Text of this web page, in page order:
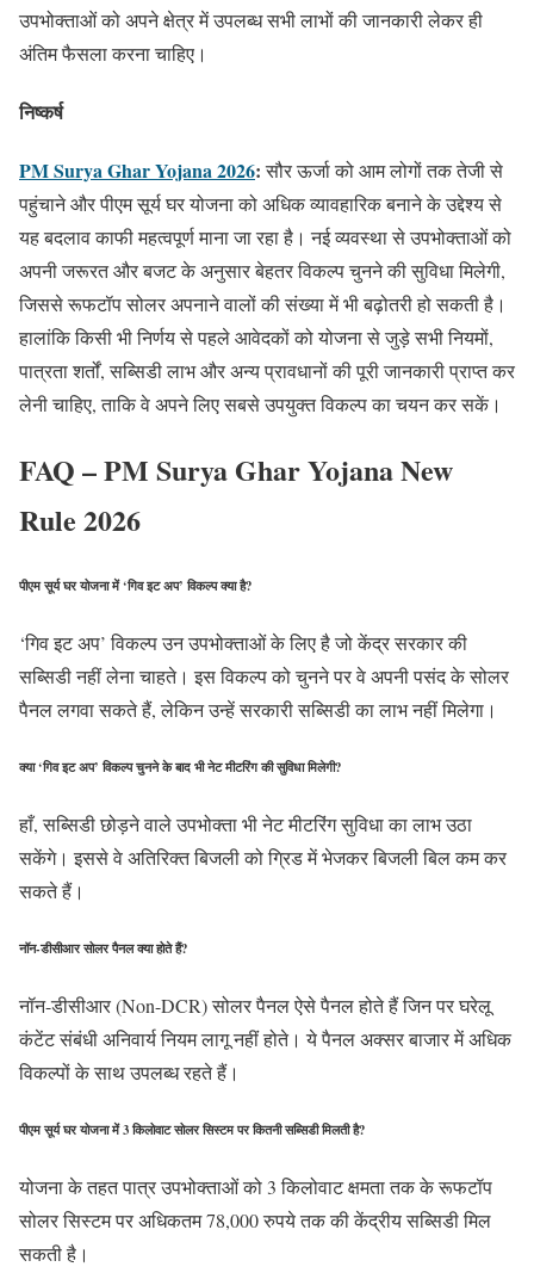
उपभोक्ताओं को अपने क्षेत्र में उपलब्ध सभी लाभों की जानकारी लेकर ही
अंतिम फैसला करना चाहिए।
निष्कर्ष
PM Surya Ghar Yojana 2026:सौर ऊर्जा को आम लोगों तक तेजी से
पहुंचाने और पीएम सूर्य घर योजना को अधिक व्यावहारिक बनाने के उद्देश्य से
यह बदलाव काफी महत्वपूर्ण माना जा रहा है। नई व्यवस्था से उपभोक्ताओं को
अपनी जरूरत और बजट के अनुसार बेहतर विकल्प चुनने की सुविधा मिलेगी,
जिससे रूफटॉप सोलर अपनाने वालों की संख्या में भी बढ़ोतरी हो सकती है।
हालांकि किसी भी निर्णय से पहले आवेदकों को योजना से जुड़े सभी नियमों,
पात्रता शर्तों, सब्सिडी लाभ और अन्य प्रावधानों की पूरी जानकारी प्राप्त कर
लेनी चाहिए, ताकि वे अपने लिए सबसे उपयुक्त विकल्प का चयन कर सकें।
FAQ – PM Surya Ghar Yojana New
Rule 2026
पीएम सूर्य घर योजना में ‘गिव इट अप’ विकल्प क्या है?
‘गिव इट अप’ विकल्प उन उपभोक्ताओं के लिए है जो केंद्र सरकार की
सब्सिडी नहीं लेना चाहते। इस विकल्प को चुनने पर वे अपनी पसंद के सोलर
पैनल लगवा सकते हैं, लेकिन उन्हें सरकारी सब्सिडी का लाभ नहीं मिलेगा।
क्या ‘गिव इट अप’ विकल्प चुनने के बाद भी नेट मीटरिंग की सुविधा मिलेगी?
हाँ, सब्सिडी छोड़ने वाले उपभोक्ता भी नेट मीटरिंग सुविधा का लाभ उठा
सकेंगे। इससे वे अतिरिक्त बिजली को ग्रिड में भेजकर बिजली बिल कम कर
सकते हैं।
नॉन-डीसीआर सोलर पैनल क्या होते हैं?
नॉन-डीसीआर (Non-DCR) सोलर पैनल ऐसे पैनल होते हैं जिन पर घरेलू
कंटेंट संबंधी अनिवार्य नियम लागू नहीं होते। ये पैनल अक्सर बाजार में अधिक
विकल्पों के साथ उपलब्ध रहते हैं।
पीएम सूर्य घर योजना में 3 किलोवाट सोलर सिस्टम पर कितनी सब्सिडी मिलती है?
योजना के तहत पात्र उपभोक्ताओं को 3 किलोवाट क्षमता तक के रूफटॉप
सोलर सिस्टम पर अधिकतम 78,000 रुपये तक की केंद्रीय सब्सिडी मिल
सकती है।